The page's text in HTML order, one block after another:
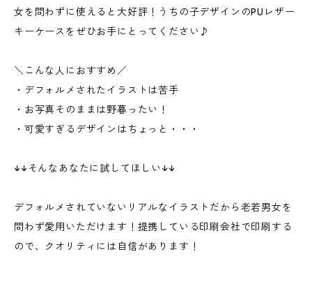
女を問わずに使えると大好評！うちの子デザインのPUレザー
キーケースをぜひお手にとってください♪
＼こんな人におすすめ／
・デフォルメされたイラストは苦手
・お写真そのままは野暮ったい！
・可愛すぎるデザインはちょっと・・・
↓↓そんなあなたに試してほしい↓↓
デフォルメされていないリアルなイラストだから老若男女を
問わず愛用いただけます！提携している印刷会社で印刷する
ので、クオリティには自信があります！